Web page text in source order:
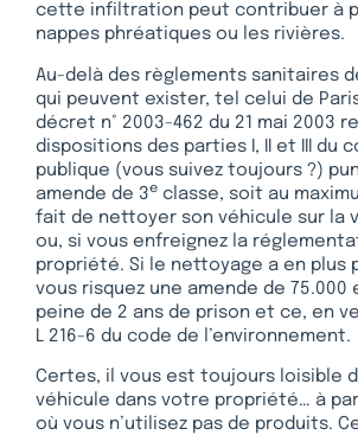
cette infiltration peut contribuer à
nappes phréatiques ou les rivières.
Au-delà des règlements sanitaires
qui peuvent exister, tel celui de
décret n° 2003-462 du 21 mai 2003
dispositions des parties I, II et III du
publique (vous suivez toujours ?)
amende de 3e classe, soit au
fait de nettoyer son véhicule sur la
ou, si vous enfreignez la
propriété. Si le nettoyage a en plus
vous risquez une amende de 75.000
peine de 2 ans de prison et ce, en
L 216-6 du code de l’environnement.
Certes, il vous est toujours loisible
véhicule dans votre propriété… à
où vous n’utilisez pas de produits.